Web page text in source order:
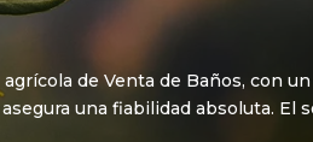
de Venta de Baños, con un
una fiabilidad absoluta. El